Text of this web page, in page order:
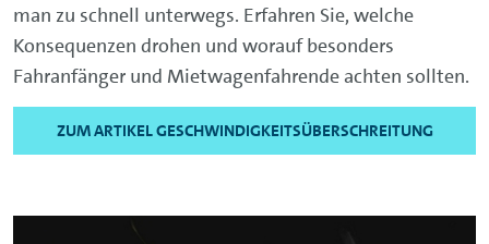
man zu schnell unterwegs. Erfahren Sie, welche
Konsequenzen drohen und worauf besonders
Fahranfänger und Mietwagenfahrende achten sollten.
ZUM ARTIKEL GESCHWINDIGKEITSÜBERSCHREITUNG